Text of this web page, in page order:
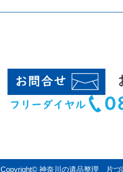
Copyright© 神奈川の遺品整理 片づ